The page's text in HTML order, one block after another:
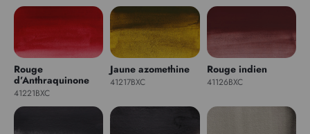
Rouge
d’Anthraquinone
41221BXC
Jaune azomethine
41217BXC
Rouge indien
41126BXC